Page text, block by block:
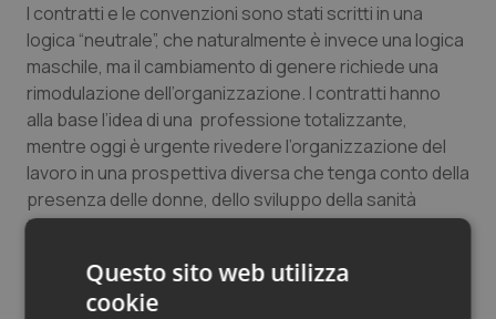
I contratti e le convenzioni sono stati scritti in una
logica “neutrale”, che naturalmente è invece una logica
maschile, ma il cambiamento di genere richiede una
rimodulazione dell’organizzazione. I contratti hanno
alla base l’idea di una professione totalizzante,
mentre oggi è urgente rivedere l’organizzazione del
lavoro in una prospettiva diversa che tenga conto della
presenza delle donne, dello sviluppo della sanità
territoriale, della crescita delle professioni sanitarie.
presenza richiede un’organizzazione differente. Ecco
che allora la stesura delle convenzioni e dei contratti
Questo sito web utilizza
cookie